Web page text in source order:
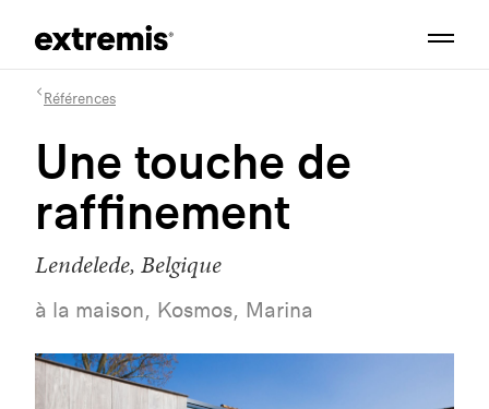
Références
Une touche de
raffinement
Lendelede, Belgique
à la maison, Kosmos, Marina